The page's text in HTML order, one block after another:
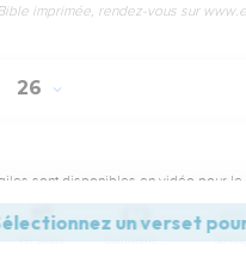
imprimée, rendez-vous sur
26
sont disponibles en vidéo pour le
sacrée
Versions Commentaires